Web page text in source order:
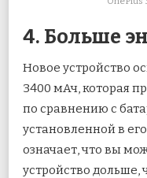
4. Больше
Новое устройство
3400 мАч, которая
по сравнению с
установленной в
означает, что вы
устройство дольше,